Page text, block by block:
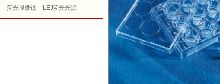
荧光显微镜
LEJ荧光光源